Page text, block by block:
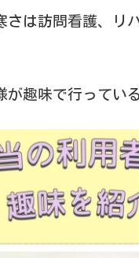
さは訪問看護、リ
が趣味で行ってい